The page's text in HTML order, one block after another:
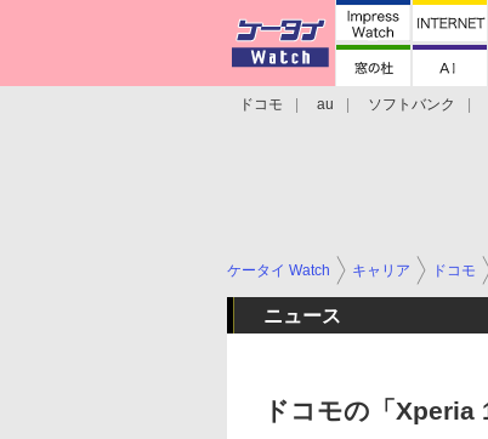
ドコモ au ソフトバンク
ケータイ Watch キャリア ドコモ
ニュース
ドコモの「